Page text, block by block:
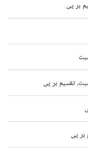
بر پی
تقسیم بر پی
پی